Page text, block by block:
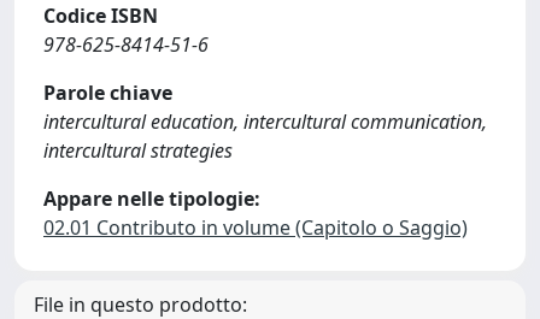
Codice ISBN
978-625-8414-51-6
Parole chiave
intercultural education, intercultural communication,
intercultural strategies
Appare nelle tipologie:
02.01 Contributo in volume (Capitolo o Saggio)
File in questo prodotto: